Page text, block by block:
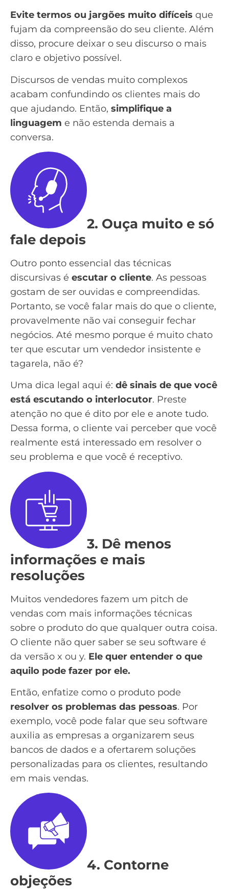
Evite termos ou jargões muito difíceis que
fujam da compreensão do seu cliente. Além
disso, procure deixar o seu discurso o mais
claro e objetivo possível.
Discursos de vendas muito complexos
acabam confundindo os clientes mais do
que ajudando. Então, simplifique a
linguagem e não estenda demais a
conversa.
2. Ouça muito e só
fale depois
Outro ponto essencial das técnicas
discursivas é escutar o cliente. As pessoas
gostam de ser ouvidas e compreendidas.
Portanto, se você falar mais do que o cliente,
provavelmente não vai conseguir fechar
negócios. Até mesmo porque é muito chato
ter que escutar um vendedor insistente e
tagarela, não é?
Uma dica legal aqui é: dê sinais de que você
está escutando o interlocutor. Preste
atenção no que é dito por ele e anote tudo.
Dessa forma, o cliente vai perceber que você
realmente está interessado em resolver o
seu problema e que você é receptivo.
3. Dê menos
informações e mais
resoluções
Muitos vendedores fazem um pitch de
vendas com mais informações técnicas
sobre o produto do que qualquer outra coisa.
O cliente não quer saber se seu software é
da versão x ou y. Ele quer entender o que
aquilo pode fazer por ele.
Então, enfatize como o produto pode
resolver os problemas das pessoas. Por
exemplo, você pode falar que seu software
auxilia as empresas a organizarem seus
bancos de dados e a ofertarem soluções
personalizadas para os clientes, resultando
em mais vendas.
4. Contorne
objeções